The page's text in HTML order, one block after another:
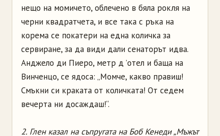
нещо на момичето, облечено в бяла рокля на
черни квадратчета, и все така с ръка на
корема се покатери на една количка за
сервиране, за да види дали сенаторът идва.
Анджело ди Пиеро, метр д ’отел и баща на
Винченцо, се ядоса: „Момче, какво правиш!
Смъкни си краката от количката! От седем
вечерта ни досаждаш!“.
2. Глен казал на съпругата на Боб Кенеди „Мъжът